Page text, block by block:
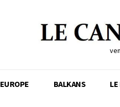
EUROPE BALKANS